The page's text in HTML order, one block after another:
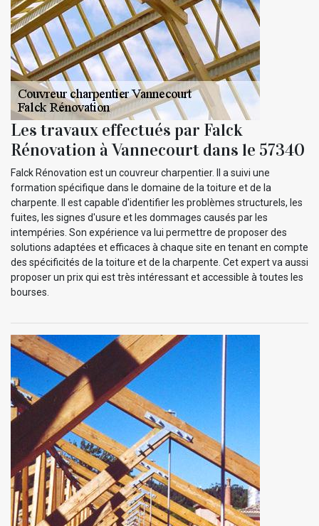
Les travaux effectués par Falck
Rénovation à Vannecourt dans le 57340
Falck Rénovation est un couvreur charpentier. Il a suivi une
formation spécifique dans le domaine de la toiture et de la
charpente. Il est capable d'identifier les problèmes structurels, les
fuites, les signes d'usure et les dommages causés par les
intempéries. Son expérience va lui permettre de proposer des
solutions adaptées et efficaces à chaque site en tenant en compte
des spécificités de la toiture et de la charpente. Cet expert va aussi
proposer un prix qui est très intéressant et accessible à toutes les
bourses.